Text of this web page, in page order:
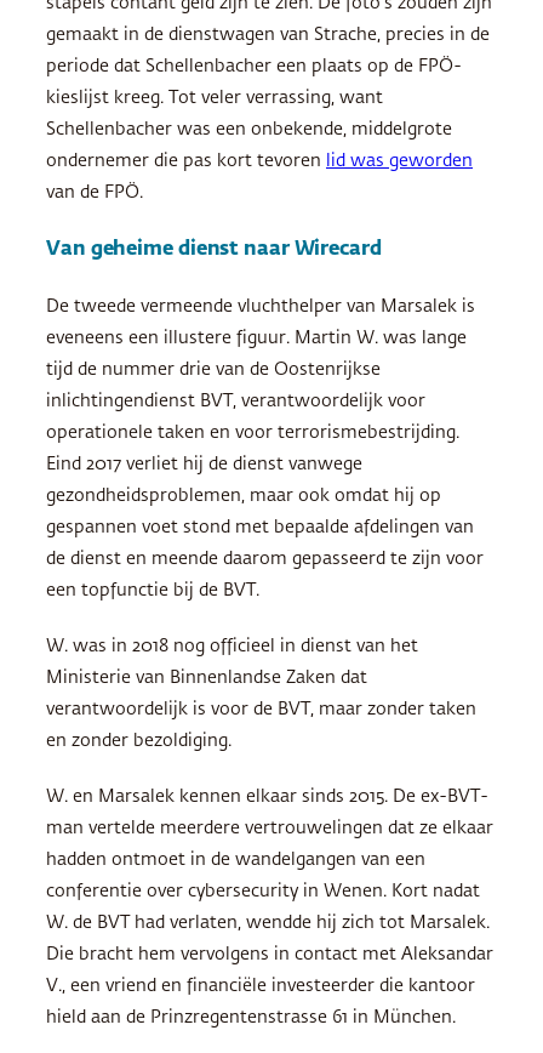
stapels contant geld zijn te zien. De foto’s zouden zijn
gemaakt in de dienstwagen van Strache, precies in de
periode dat Schellenbacher een plaats op de FPÖ-
kieslijst kreeg. Tot veler verrassing, want
Schellenbacher was een onbekende, middelgrote
ondernemer die pas kort tevoren
lid was geworden
van de FPÖ.
Van geheime dienst naar Wirecard
De tweede vermeende vluchthelper van Marsalek is
eveneens een illustere figuur. Martin W. was lange
tijd de nummer drie van de Oostenrijkse
inlichtingendienst BVT, verantwoordelijk voor
operationele taken en voor terrorismebestrijding.
Eind 2017 verliet hij de dienst vanwege
gezondheidsproblemen, maar ook omdat hij op
gespannen voet stond met bepaalde afdelingen van
de dienst en meende daarom gepasseerd te zijn voor
een topfunctie bij de BVT.
W. was in 2018 nog officieel in dienst van het
Ministerie van Binnenlandse Zaken dat
verantwoordelijk is voor de BVT, maar zonder taken
en zonder bezoldiging.
W. en Marsalek kennen elkaar sinds 2015. De ex-BVT-
man vertelde meerdere vertrouwelingen dat ze elkaar
hadden ontmoet in de wandelgangen van een
conferentie over cybersecurity in Wenen. Kort nadat
W. de BVT had verlaten, wendde hij zich tot Marsalek.
Die bracht hem vervolgens in contact met Aleksandar
V., een vriend en financiële investeerder die kantoor
hield aan de Prinzregentenstrasse 61 in München.